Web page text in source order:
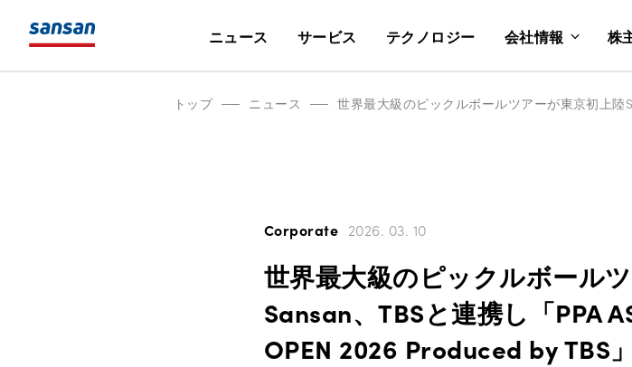
ニュース サービス テクノロジー 会社情報 株
トップ ニュース
Corporate 2026. 03. 10
世界最大級のピックルボール
Sansan、TBSと連携し「PPA
OPEN 2026 Produced by TBS